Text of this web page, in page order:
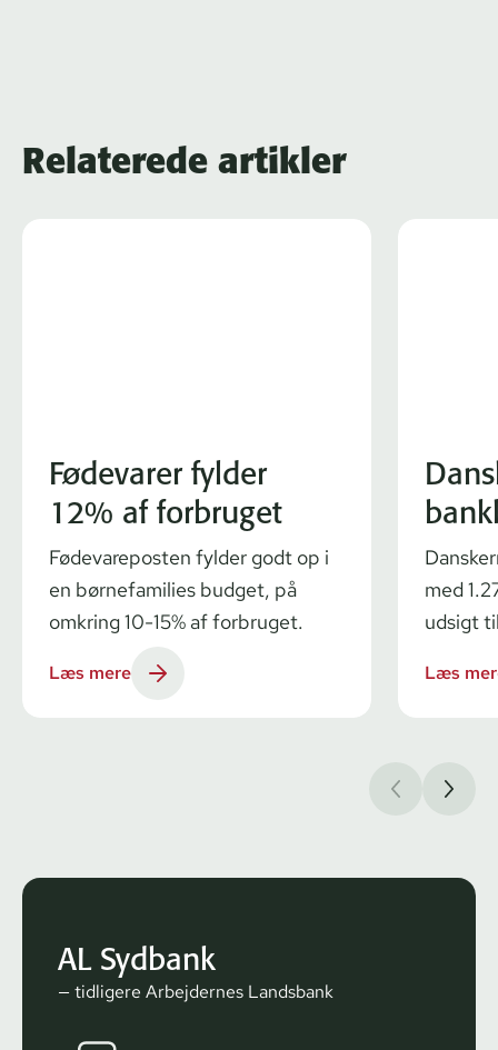
Relaterede artikler
Fødevarer fylder
12% af forbruget
Fødevareposten fylder godt op i
en børnefamilies budget, på
omkring 10-15% af forbruget.
Læs mere
med
udsigt
Læs
AL Sydbank
— tidligere Arbejdernes Landsbank